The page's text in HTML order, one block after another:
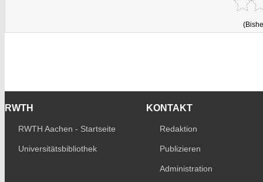
RWTH
RWTH Aachen - Startseite
Universitätsbibliothek
KONTAKT
Redaktion
Publizieren
Administration